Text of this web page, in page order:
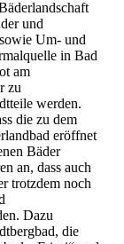
und
Um- und
in Bad
am
zu
werden.
die zu dem
eröffnet
Bäder
an, dass auch
trotzdem noch
Dazu
die